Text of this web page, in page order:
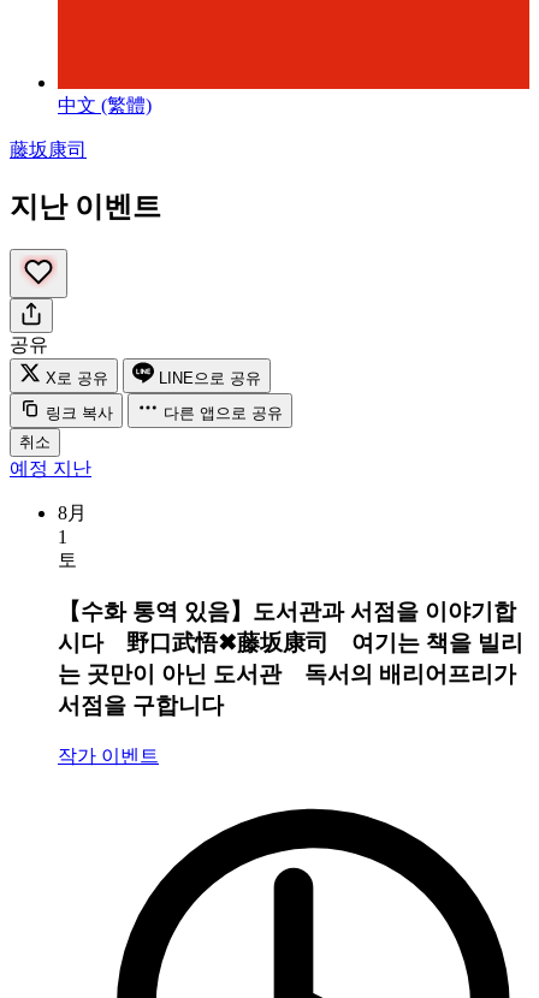
中文 (繁體)
藤坂康司
지난 이벤트
공유
X로 공유
LINE으로 공유
링크 복사
다른 앱으로 공유
취소
예정 지난
8月
1
토
【수화 통역 있음】도서관과 서점을 이야기합
시다 野口武悟✖︎藤坂康司 여기는 책을 빌리
는 곳만이 아닌 도서관 독서의 배리어프리가
서점을 구합니다
작가 이벤트